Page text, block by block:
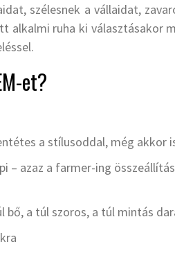
szélesnek a vállaidat,
alkalmi ruha ki választásakor
et?
a stílusoddal, még akkor
– azaz a farmer-ing
bő, a túl szoros, a túl mintás